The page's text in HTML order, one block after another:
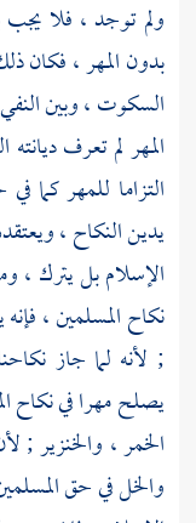
ولم توجد ، فلا
بدون المهر ، فكان
السكوت ، وبين
المهر لم تعرف
التزاما للمهر كما
يدين النكاح ،
الإسلام بل يترك ،
نكاح المسلمين ،
; لأنه لما جاز
يصلح مهرا في نكاح
الخمر ، والخنزير ;
والخل في حق